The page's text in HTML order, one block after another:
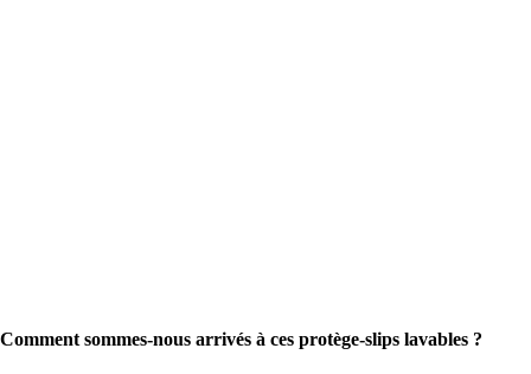
Comment sommes-nous arrivés à ces protège-slips lavables ?